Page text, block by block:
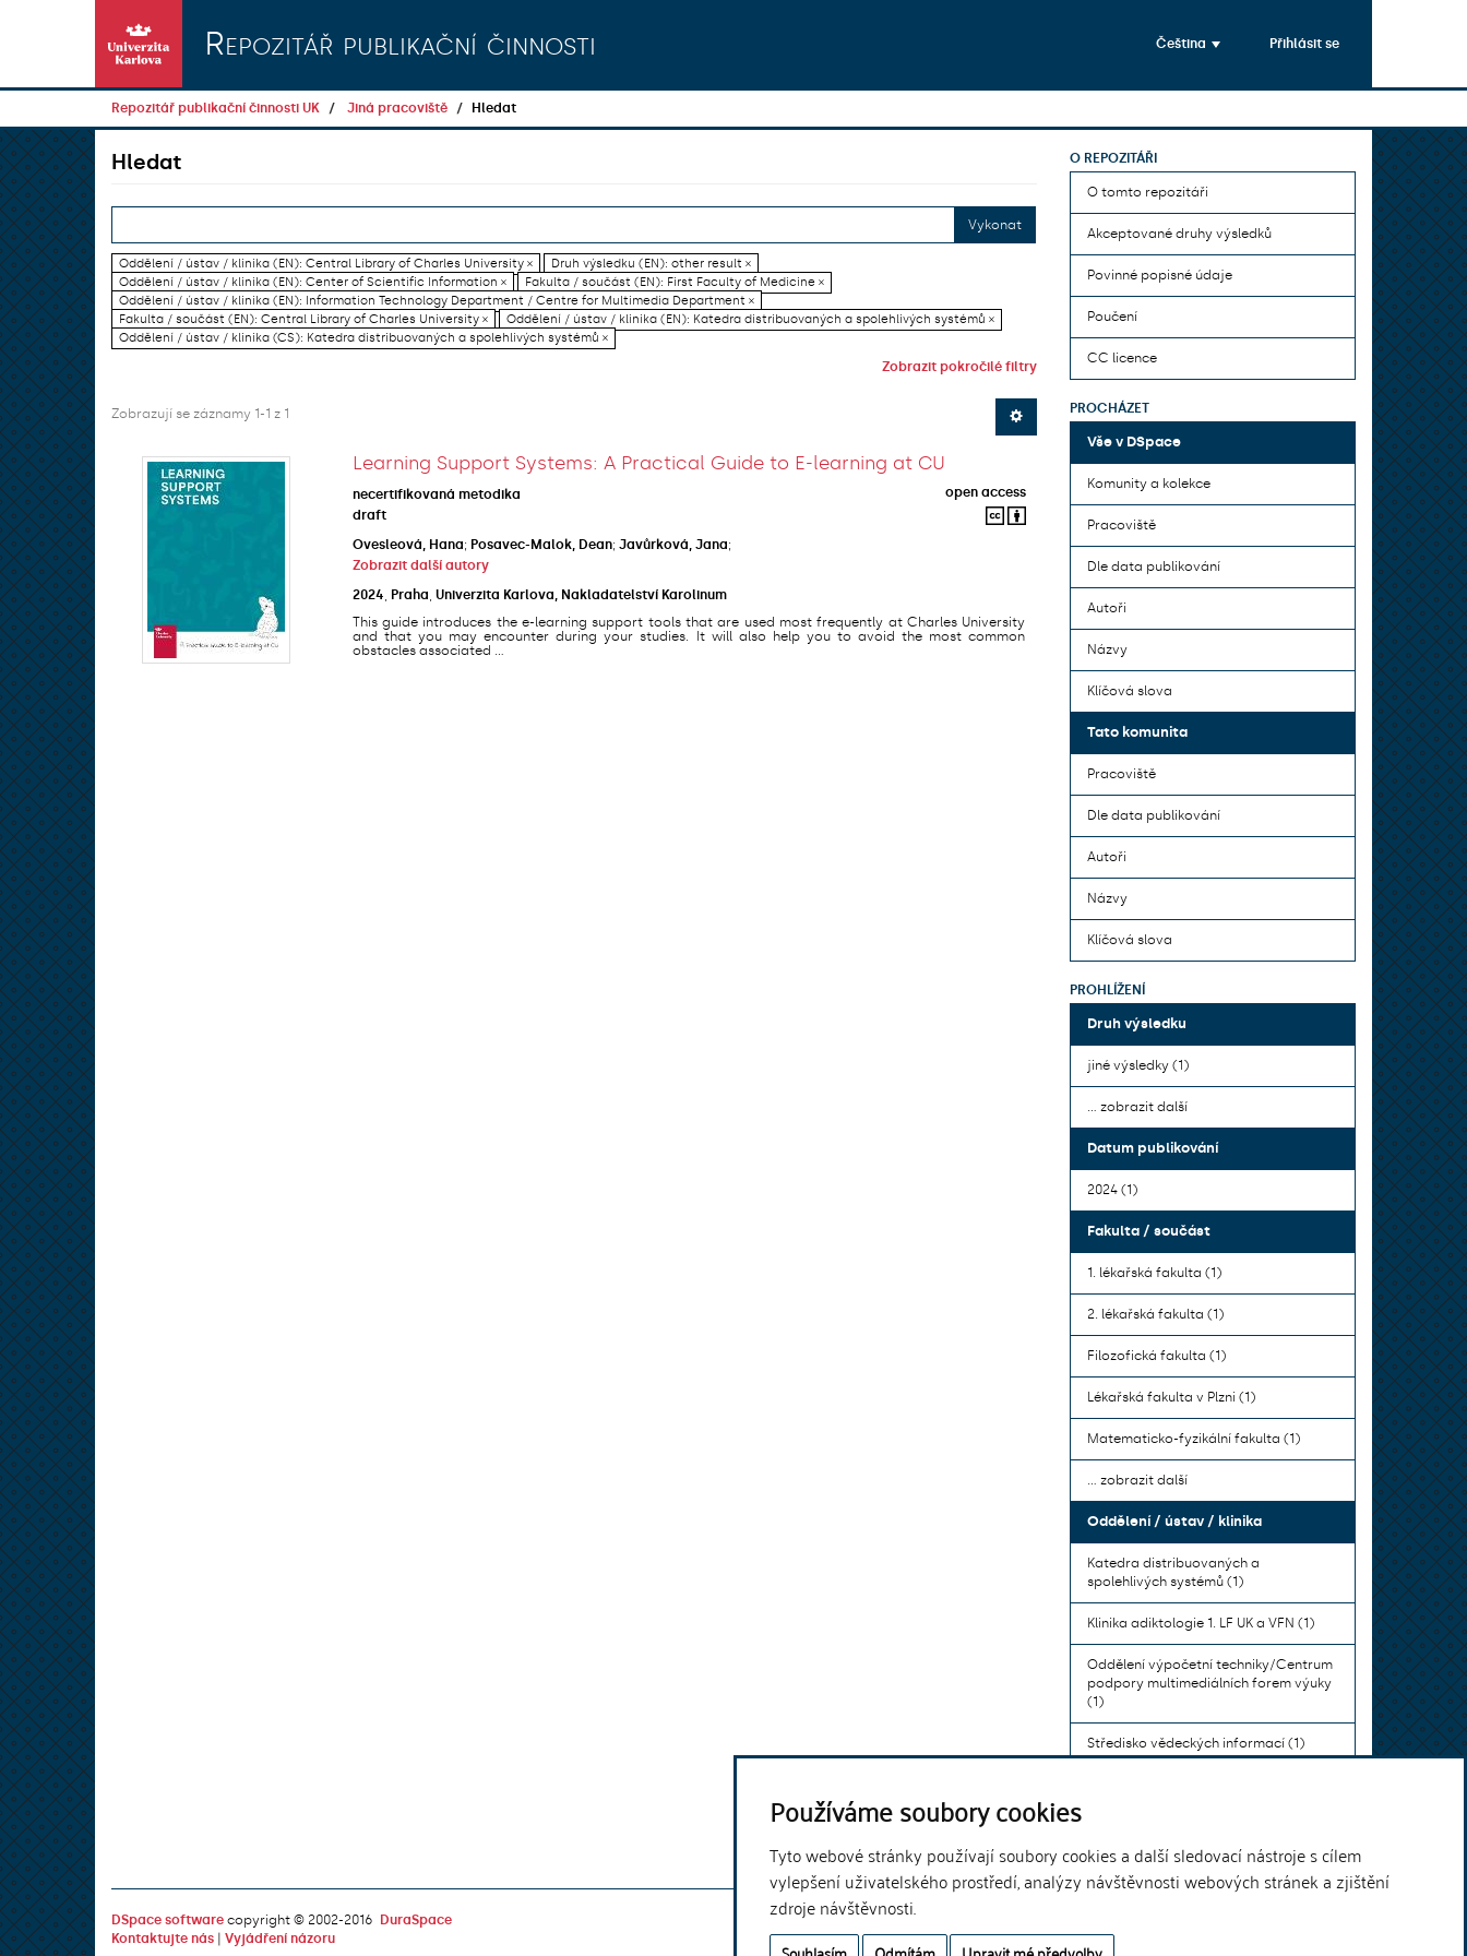
Používáme soubory cookies
Tyto webové stránky používají soubory cookies a další sledovací nástroje s cílem
vylepšení uživatelského prostředí, analýzy návštěvnosti webových stránek a zjištění
zdroje návštěvnosti.
Repozitář publikační činnosti Čeština Přihlásit se
Repozitář publikační činnosti UK Jiná pracoviště Hledat
Hledat
Vykonat
Oddělení / ústav / klinika (EN): Central Library of Charles University ×
Druh výsledku (EN): other result ×
Oddělení / ústav / klinika (EN): Center of Scientific Information ×
Fakulta / součást (EN): First Faculty of Medicine ×
Oddělení / ústav / klinika (EN): Information Technology Department / Centre for Multimedia Department ×
Fakulta / součást (EN): Central Library of Charles University ×
Oddělení / ústav / klinika (EN): Katedra distribuovaných a spolehlivých systémů ×
Oddělení / ústav / klinika (CS): Katedra distribuovaných a spolehlivých systémů ×
Zobrazit pokročilé filtry
Zobrazují se záznamy 1-1 z 1
Learning Support Systems: A Practical Guide to E-learning at CU
necertifikovaná metodika
open access
draft
Ovesleová, Hana; Posavec-Malok, Dean; Javůrková, Jana;
Zobrazit další autory
2024
Praha Univerzita Karlova, Nakladatelství Karolinum
This guide introduces the e-learning support tools that are used most frequently at Charles University
and that you may encounter during your studies. It will also help you to avoid the most common
obstacles associated ...
O REPOZITÁŘI
O tomto repozitáři
Akceptované druhy výsledků
Povinné popisné údaje
Poučení
CC licence
PROCHÁZET
Vše v DSpace
Komunity a kolekce
Pracoviště
Dle data publikování
Autoři
Názvy
Klíčová slova
Tato komunita
Pracoviště
Dle data publikování
Autoři
Názvy
Klíčová slova
PROHLÍŽENÍ
Druh výsledku
jiné výsledky (1)
... zobrazit další
Datum publikování
2024 (1)
Fakulta / součást
1. lékařská fakulta (1)
2. lékařská fakulta (1)
Filozofická fakulta (1)
Lékařská fakulta v Plzni (1)
Matematicko-fyzikální fakulta (1)
... zobrazit další
Oddělení / ústav / klinika
Katedra distribuovaných a
spolehlivých systémů (1)
Klinika adiktologie 1. LF UK a VFN (1)
Oddělení výpočetní techniky/Centrum
podpory multimediálních forem výuky
(1)
Středisko vědeckých informací (1)
DSpace software copyright © 2002-2016
DuraSpace
Kontaktujte nás
Vyjádření názoru